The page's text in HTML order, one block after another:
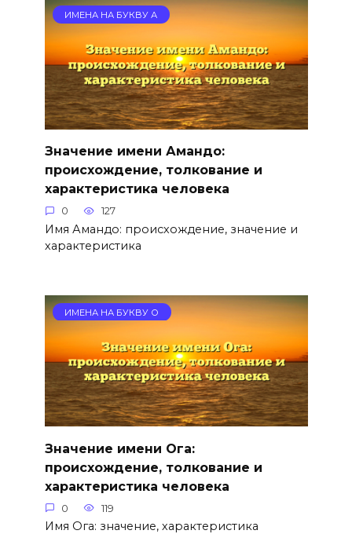
ИМЕНА НА БУКВУ А
Значение имени Амандо:
происхождение, толкование и
характеристика человека
0 127
Имя Амандо: происхождение, значение и
характеристика
ИМЕНА НА БУКВУ О
Значение имени Ога:
происхождение, толкование и
характеристика человека
0 119
Имя Ога: значение, характеристика